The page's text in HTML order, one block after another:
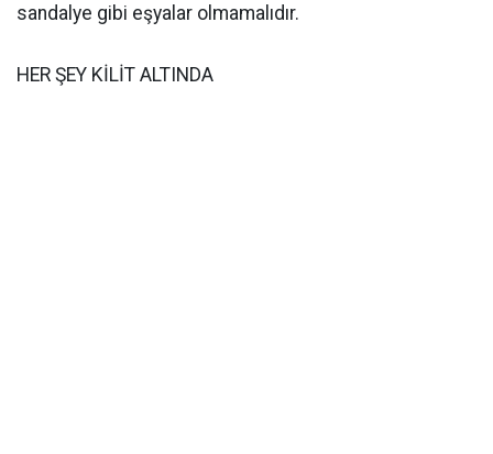
sandalye gibi eşyalar olmamalıdır.
HER ŞEY KİLİT ALTINDA